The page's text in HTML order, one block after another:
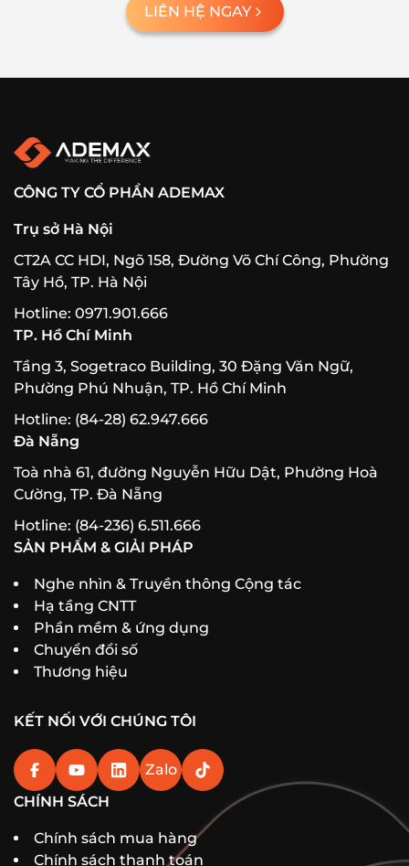
LIÊN HỆ NGAY
CÔNG TY CỔ PHẦN ADEMAX
Trụ sở Hà Nội
CT2A CC HDI, Ngõ 158, Đường Võ Chí Công, Phường
Tây Hồ, TP. Hà Nội
Hotline: 0971.901.666
TP. Hồ Chí Minh
Tầng 3, Sogetraco Building, 30 Đặng Văn Ngữ,
Phường Phú Nhuận, TP. Hồ Chí Minh
Hotline: (84-28) 62.947.666
Đà Nẵng
Toà nhà 61, đường Nguyễn Hữu Dật, Phường Hoà
Cường, TP. Đà Nẵng
Hotline: (84-236) 6.511.666
SẢN PHẨM & GIẢI PHÁP
Nghe nhìn & Truyền thông Cộng tác
Hạ tầng CNTT
Phần mềm & ứng dụng
Chuyển đổi số
Thương hiệu
KẾT NỐI VỚI CHÚNG TÔI
Zalo
CHÍNH SÁCH
Chính sách mua hàng
Chính sách thanh toán